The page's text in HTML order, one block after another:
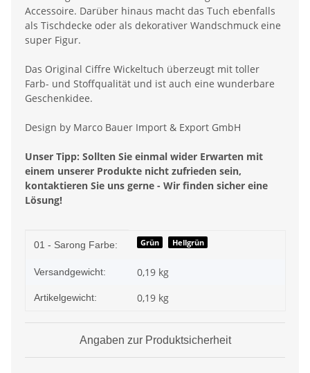
Accessoire. Darüber hinaus macht das Tuch ebenfalls
als Tischdecke oder als dekorativer Wandschmuck eine
super Figur.
Das Original Ciffre Wickeltuch überzeugt mit toller
Farb- und Stoffqualität und ist auch eine wunderbare
Geschenkidee.
Design by Marco Bauer Import & Export GmbH
Unser Tipp: Sollten Sie einmal wider Erwarten mit
einem unserer Produkte nicht zufrieden sein,
kontaktieren Sie uns gerne - Wir finden sicher eine
Lösung!
Produkteigenschaft
Wert
01 - Sarong Farbe: Grün Hellgrün
Versandgewicht: 0,19 kg
Artikelgewicht: 0,19 kg
Angaben zur Produktsicherheit